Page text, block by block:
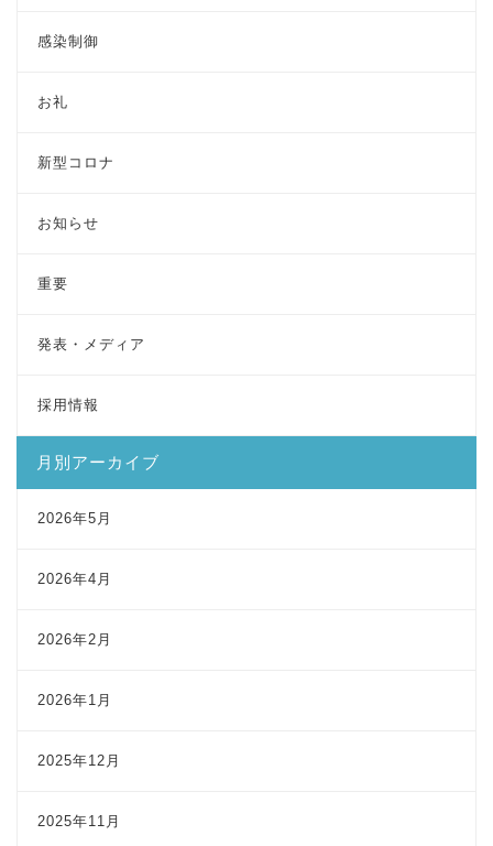
感染制御
お礼
新型コロナ
お知らせ
重要
発表・メディア
採用情報
月別アーカイブ
2026年5月
2026年4月
2026年2月
2026年1月
2025年12月
2025年11月